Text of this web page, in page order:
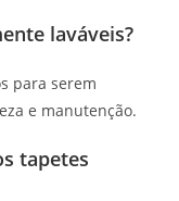
laváveis?
para serem
e manutenção.
tapetes